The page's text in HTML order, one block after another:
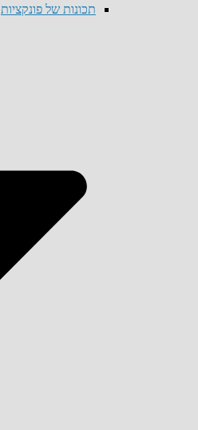
תכונות של פונקציות